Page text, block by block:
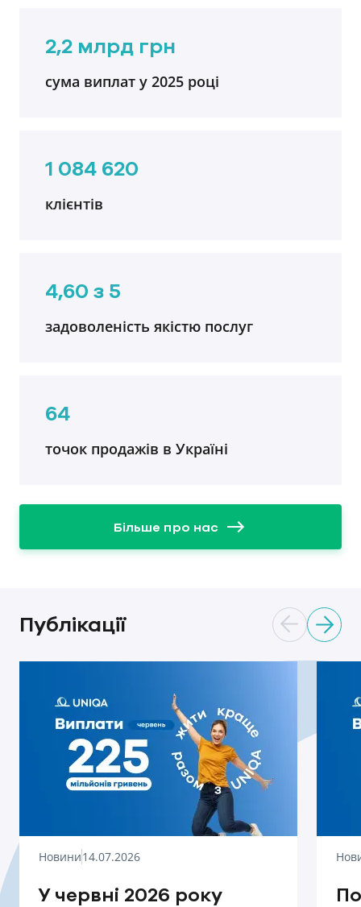
2,2 млрд грн
сума виплат у 2025 році
1 084 620
клієнтів
4,60 з 5
задоволеність якістю послуг
64
точок продажів в Україні
Більше про нас
Публікації
Новини14.07.2026
У червні 2026 року